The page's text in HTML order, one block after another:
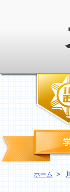
ホーム >